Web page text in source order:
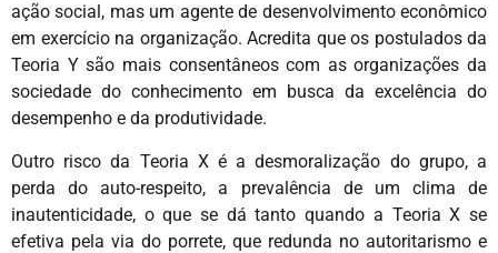
ação social, mas um agente de desenvolvimento econômico
em exercício na organização. Acredita que os postulados da
Teoria Y são mais consentâneos com as organizações da
sociedade do conhecimento em busca da excelência do
desempenho e da produtividade.
Outro risco da Teoria X é a desmoralização do grupo, a
perda do auto-respeito, a prevalência de um clima de
inautenticidade, o que se dá tanto quando a Teoria X se
efetiva pela via do porrete, que redunda no autoritarismo e